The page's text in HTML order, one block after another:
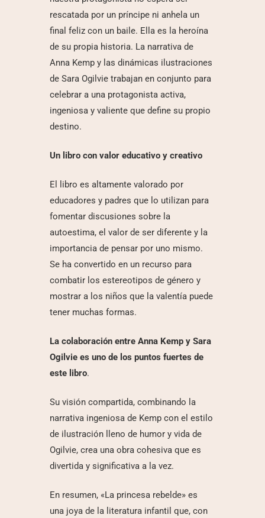
rescatada por un príncipe ni anhela un
final feliz con un baile. Ella es la heroína
de su propia historia. La narrativa de
Anna Kemp y las dinámicas ilustraciones
de Sara Ogilvie trabajan en conjunto para
celebrar a una protagonista activa,
ingeniosa y valiente que define su propio
destino.
Un libro con valor educativo y creativo
El libro es altamente valorado por
educadores y padres que lo utilizan para
fomentar discusiones sobre la
autoestima, el valor de ser diferente y la
importancia de pensar por uno mismo.
Se ha convertido en un recurso para
combatir los estereotipos de género y
mostrar a los niños que la valentía puede
tener muchas formas.
La colaboración entre Anna Kemp y Sara
Ogilvie es uno de los puntos fuertes de
este libro.
Su visión compartida, combinando la
narrativa ingeniosa de Kemp con el estilo
de ilustración lleno de humor y vida de
Ogilvie, crea una obra cohesiva que es
divertida y significativa a la vez.
En resumen, «La princesa rebelde» es
una joya de la literatura infantil que, con